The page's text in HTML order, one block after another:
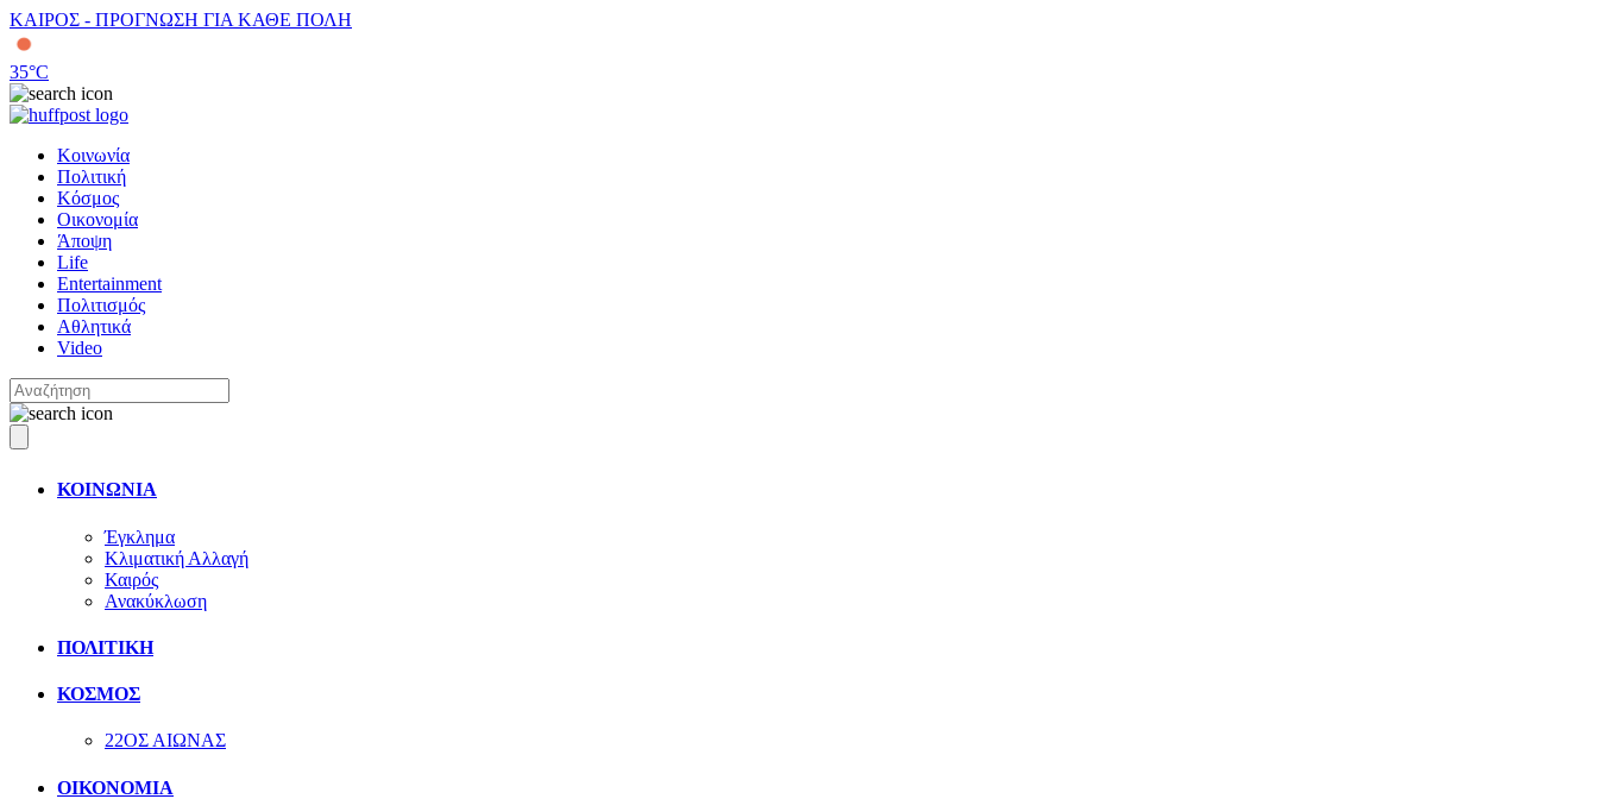
ΚΑΙΡΟΣ - ΠΡΟΓΝΩΣΗ ΓΙΑ ΚΑΘΕ ΠΟΛΗ
35°C
Κοινωνία
Πολιτική
Κόσμος
Οικονομία
Άποψη
Life
Entertainment
Πολιτισμός
Αθλητικά
Video
ΚΟΙΝΩΝΙΑ
Έγκλημα
Κλιματική Αλλαγή
Καιρός
Ανακύκλωση
ΠΟΛΙΤΙΚΗ
ΚΟΣΜΟΣ
22ΟΣ ΑΙΩΝΑΣ
ΟΙΚΟΝΟΜΙΑ